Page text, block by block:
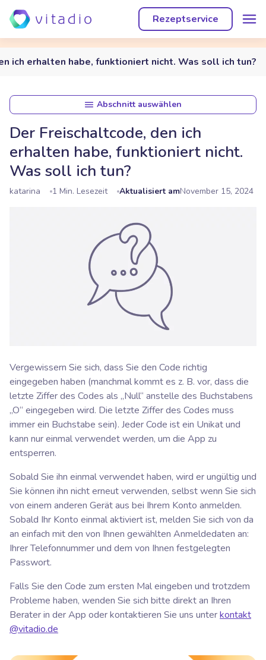
Rezeptservice
ich erhalten habe, funktioniert nicht. Was soll ich tun?
Abschnitt auswählen
Der Freischaltcode, den ich
erhalten habe, funktioniert nicht.
Was soll ich tun?
katarina 1 Min. Lesezeit Aktualisiert amNovember 15, 2024
Vergewissern Sie sich, dass Sie den Code richtig
eingegeben haben (manchmal kommt es z. B. vor, dass die
letzte Ziffer des Codes als „Null“ anstelle des Buchstabens
„O“ eingegeben wird. Die letzte Ziffer des Codes muss
immer ein Buchstabe sein). Jeder Code ist ein Unikat und
kann nur einmal verwendet werden, um die App zu
entsperren.
Sobald Sie ihn einmal verwendet haben, wird er ungültig und
Sie können ihn nicht erneut verwenden, selbst wenn Sie sich
von einem anderen Gerät aus bei Ihrem Konto anmelden.
Sobald Ihr Konto einmal aktiviert ist, melden Sie sich von da
an einfach mit den von Ihnen gewählten Anmeldedaten an:
Ihrer Telefonnummer und dem von Ihnen festgelegten
Passwort.
Falls Sie den Code zum ersten Mal eingeben und trotzdem
Probleme haben, wenden Sie sich bitte direkt an Ihren
Berater in der App oder kontaktieren Sie uns unterkontakt
@vitadio.de